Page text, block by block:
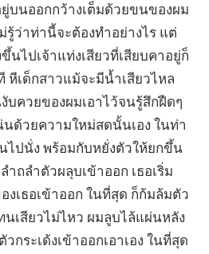
บนออกกว้างเต็มด้วยขนของผม
รู้ว่าท่านี้จะต้องทำอย่างไร แต่
นไปเจ้าแท่งเสียวที่เสียบคาอยู่ก็
เด็กสาวแม้จะมีน้ำเสียวไหล
บควยของผมเอาไว้จนรู้สึกฝืดๆ
นด้วยความใหม่สดนั้นเอง ในท่า
ไปนั่ง พร้อมกับหยั่งตัวให้ยกขึ้น
ำถลำตัวผลุบเข้าออก เธอเริ่ม
งเธอเข้าออก ในที่สุด ก็ก้มล้มตัว
เสียวไม่ไหว ผมลูบไล้แผ่นหลัง
กระเด้งเข้าออกเอาเอง ในที่สุด